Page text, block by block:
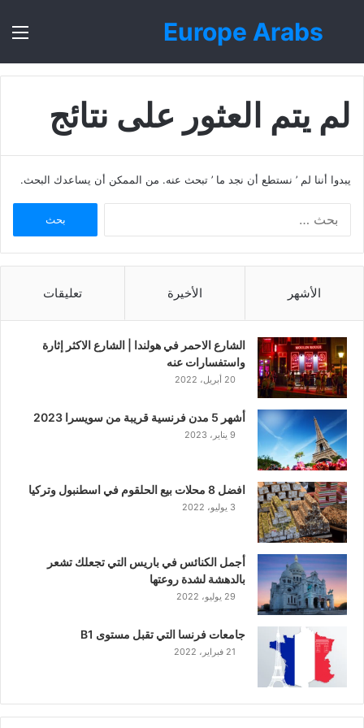
Europe Arabs
بحث
لم يتم العثور على نتائج
يبدوا أننا لم ’ نستطع أن نجد ما ’ تبحث عنه. من الممكن أن يساعدك البحث.
الأشهر الأخيرة تعليقات
الشارع الاحمر في هولندا | الشارع الاكثر إثارة
واستفسارات عنه
20 أبريل، 2022
أشهر 5 مدن فرنسية قريبة من سويسرا 2023
9 يناير، 2023
افضل 8 محلات بيع الحلقوم في اسطنبول وتركيا
3 يوليو، 2022
أجمل الكنائس في باريس التي تجعلك تشعر
بالدهشة لشدة روعتها
29 يوليو، 2022
جامعات فرنسا التي تقبل مستوى B1
21 فبراير، 2022